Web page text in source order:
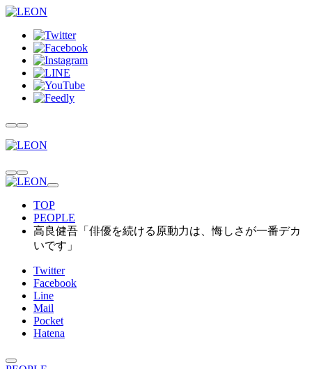
TOP
PEOPLE
高良健吾「俳優を続ける原動力は、悔しさが一番デカ
いです」
Twitter
Facebook
Line
Mail
Pocket
Hatena